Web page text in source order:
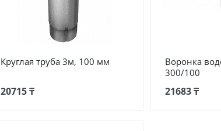
Круглая труба 3м, 100 мм
20715 ₸
Воронка
300/100
21683 ₸